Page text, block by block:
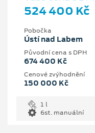
524 400 Kč
Pobočka
Ústí nad Labem
Původní cena s DPH
674 400 Kč
Cenové zvýhodnění
150 000 Kč
1 l
6st. manuální